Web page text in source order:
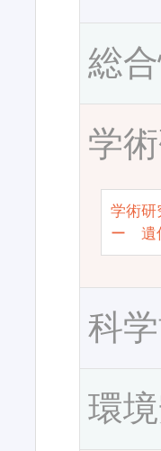
総
学
学術研
ー 遺
科
環